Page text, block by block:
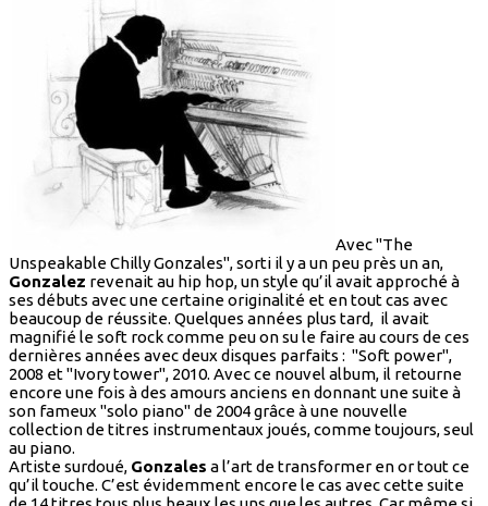
Avec "The
Unspeakable Chilly Gonzales", sorti il y a un peu près un an,
Gonzalez revenait au hip hop, un style qu’il avait approché à
ses débuts avec une certaine originalité et en tout cas avec
beaucoup de réussite. Quelques années plus tard, il avait
magnifié le soft rock comme peu on su le faire au cours de ces
dernières années avec deux disques parfaits : "Soft power",
2008 et "Ivory tower", 2010. Avec ce nouvel album, il retourne
encore une fois à des amours anciens en donnant une suite à
son fameux "solo piano" de 2004 grâce à une nouvelle
collection de titres instrumentaux joués, comme toujours, seul
au piano.
Artiste surdoué, Gonzales a l’art de transformer en or tout ce
qu’il touche. C’est évidemment encore le cas avec cette suite